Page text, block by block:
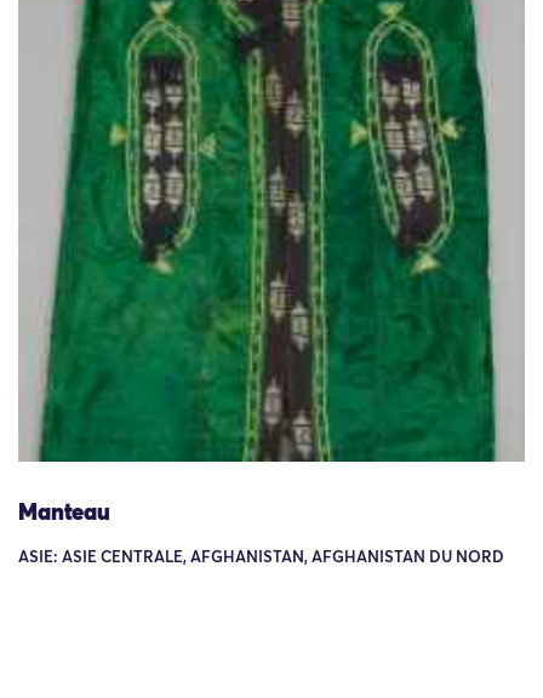
Manteau
ASIE: ASIE CENTRALE, AFGHANISTAN, AFGHANISTAN DU NORD